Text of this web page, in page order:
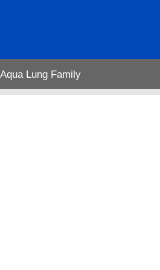
Aqua Lung Family